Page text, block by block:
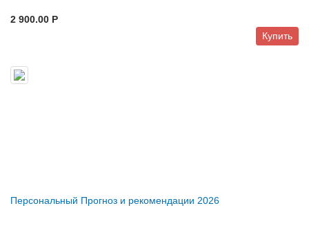
2 900.00 P
Купить
Персональный Прогноз и рекомендации 2026